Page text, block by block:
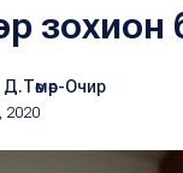
зохион
Д.Төмөр-Очир
2020